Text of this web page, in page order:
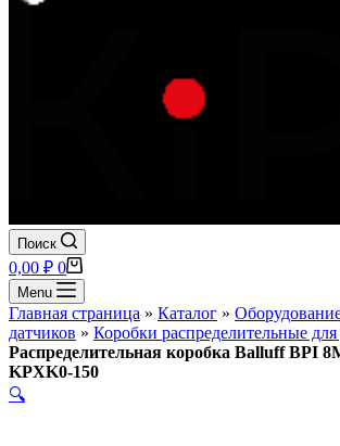
Поиск
Корзина
0,00 ₽ 0
Menu
Главная страница » Каталог »
датчиков » Коробки распределительные для
Распределительная коробка Balluff BPI
KPXK0-150
🔍